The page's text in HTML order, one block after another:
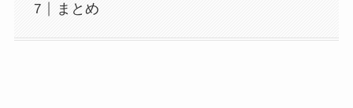
まとめ